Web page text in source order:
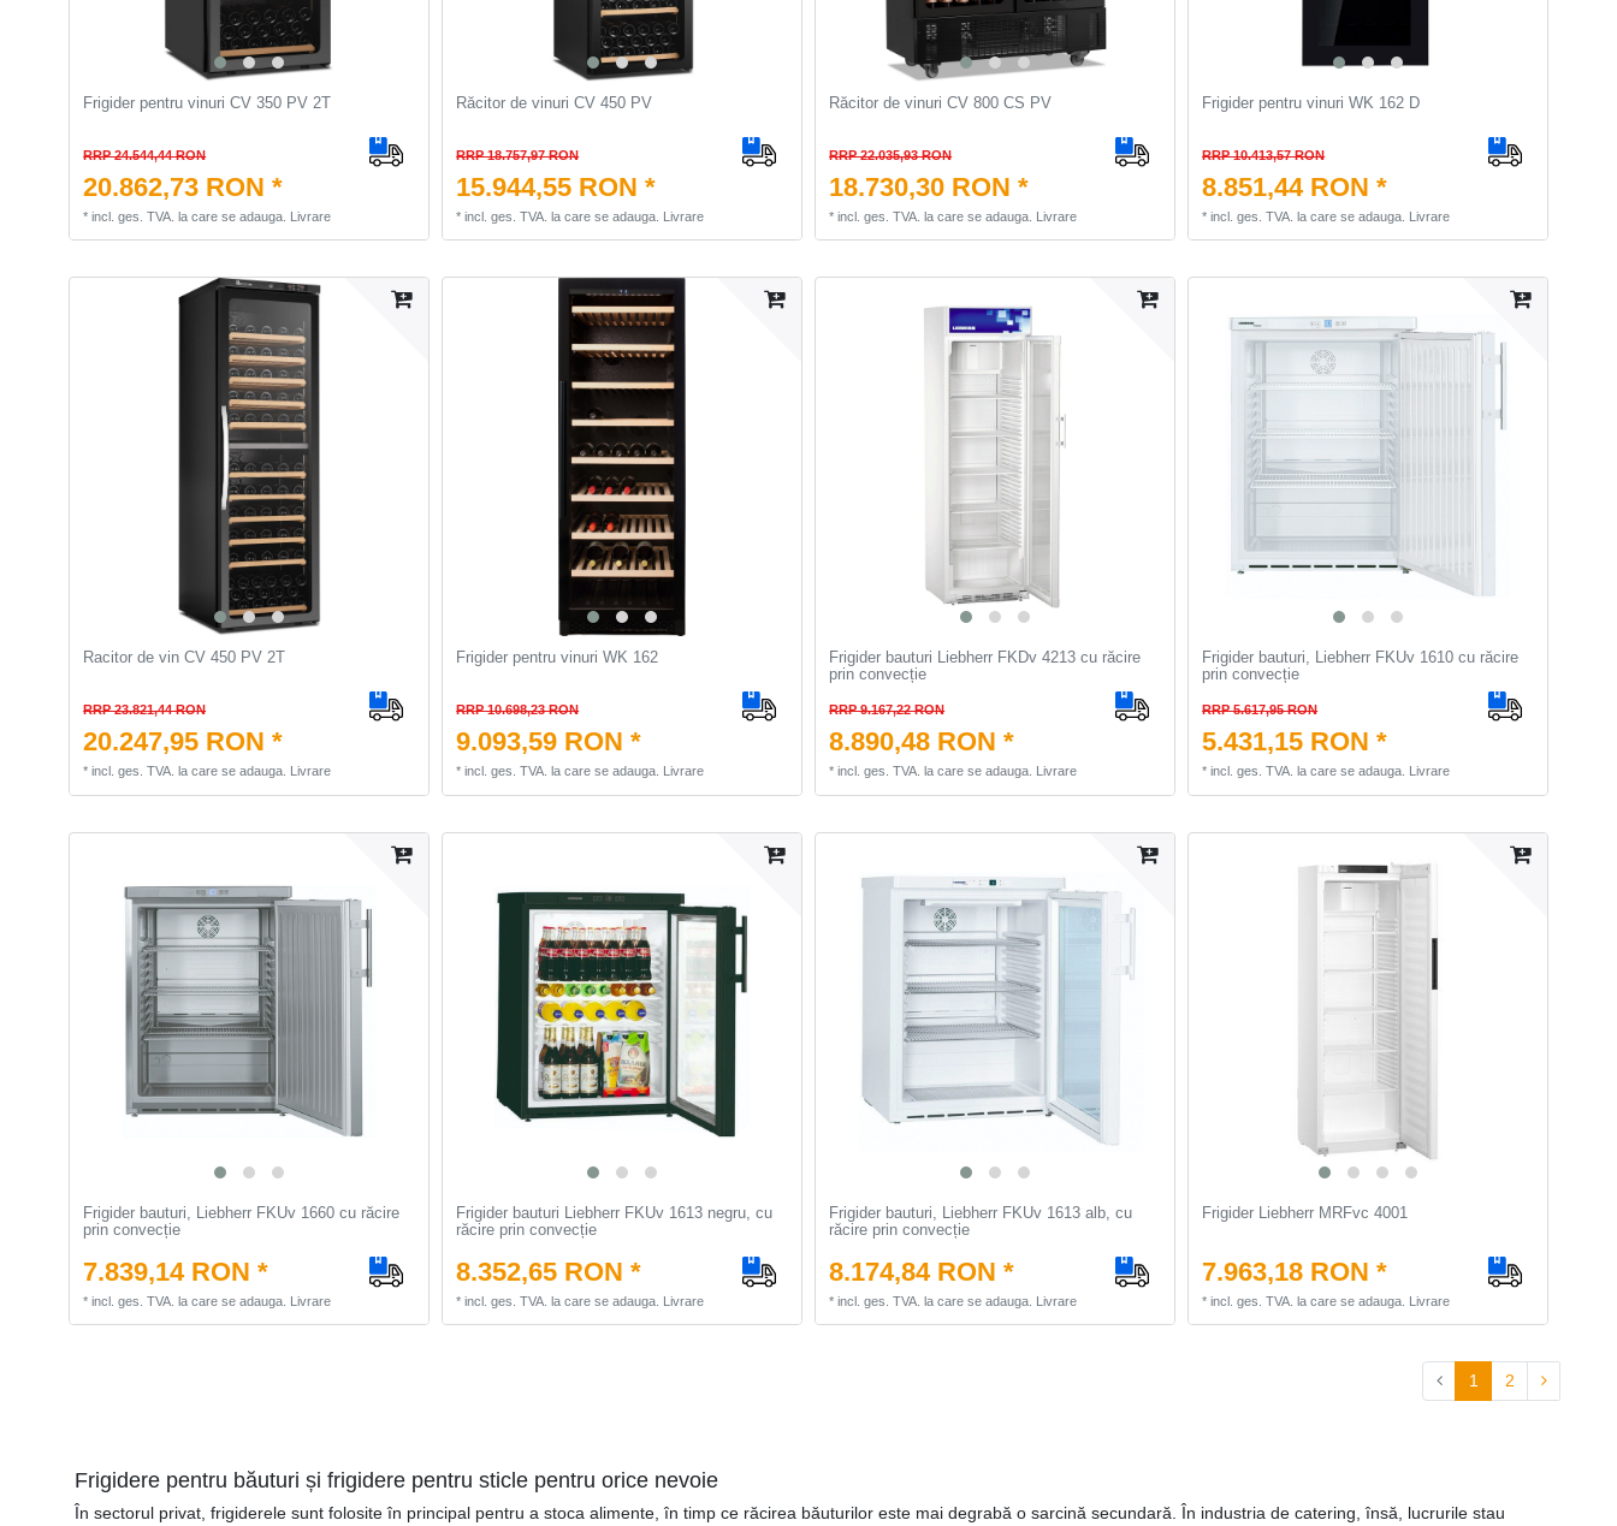
Frigider pentru vinuri CV 350 PV 2T
RRP 24.544,44 RON
20.862,73 RON *
*incl. ges. TVA. la care se adauga. Livrare
Răcitor de vinuri CV 450 PV
RRP 18.757,97 RON
15.944,55 RON *
*incl. ges. TVA. la care se adauga. Livrare
Răcitor de vinuri CV 800 CS PV
RRP 22.035,93 RON
18.730,30 RON *
*incl. ges. TVA. la care se adauga. Livrare
Frigider pentru vinuri WK 162 D
RRP 10.413,57 RON
8.851,44 RON *
*incl. ges. TVA. la care se adauga. Livrare
Racitor de vin CV 450 PV 2T
RRP 23.821,44 RON
20.247,95 RON *
*incl. ges. TVA. la care se adauga. Livrare
Frigider pentru vinuri WK 162
RRP 10.698,23 RON
9.093,59 RON *
*incl. ges. TVA. la care se adauga. Livrare
Frigider bauturi Liebherr FKDv 4213 cu răcire
prin convecție
RRP 9.167,22 RON
8.890,48 RON *
*incl. ges. TVA. la care se adauga. Livrare
Frigider bauturi, Liebherr FKUv 1610 cu răcire
prin convecție
RRP 5.617,95 RON
5.431,15 RON *
*incl. ges. TVA. la care se adauga. Livrare
Frigider bauturi, Liebherr FKUv 1660 cu răcire
prin convecție
7.839,14 RON *
*incl. ges. TVA. la care se adauga. Livrare
Frigider bauturi Liebherr FKUv 1613 negru, cu
răcire prin convecție
8.352,65 RON *
*incl. ges. TVA. la care se adauga. Livrare
Frigider bauturi, Liebherr FKUv 1613 alb, cu
răcire prin convecție
8.174,84 RON *
*incl. ges. TVA. la care se adauga. Livrare
Frigider Liebherr MRFvc 4001
7.963,18 RON *
*incl. ges. TVA. la care se adauga. Livrare
1 2
Frigidere pentru băuturi și frigidere pentru sticle pentru orice nevoie
În sectorul privat, frigiderele sunt folosite în principal pentru a stoca alimente, în timp ce răcirea băuturilor este mai degrabă o sarcină secundară. În industria de catering, însă, lucrurile stau